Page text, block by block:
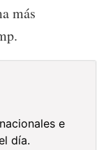
más
e
día.